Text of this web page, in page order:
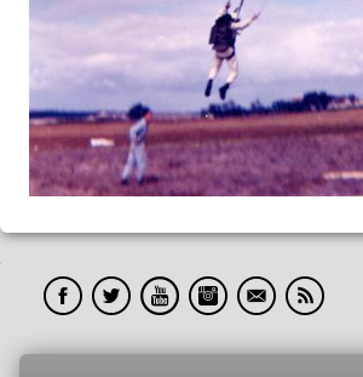
Nos Peines
Toute_Une_Vie_En_L'Air